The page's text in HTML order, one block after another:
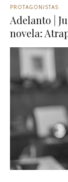
PROTAGONISTAS
Adelanto |
novela: